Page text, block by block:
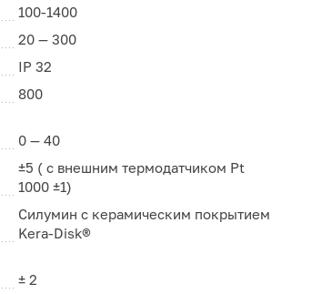
100-1400
20 — 300
IP 32
800
0 — 40
±5 ( с внешним термодатчиком Pt
1000 ±1)
Силумин с керамическим покрытием
Kera-Disk®
± 2